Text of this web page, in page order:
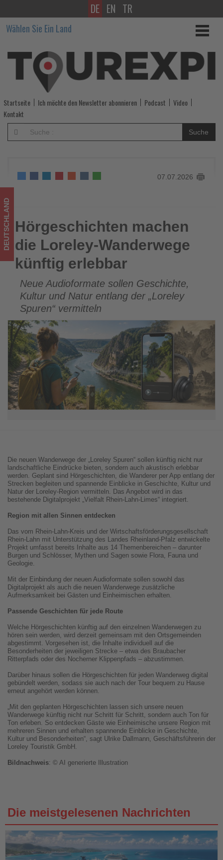
Hörgeschichten
machen
die
Loreley-
Wanderwege
künftig
erlebbar
Wissen,
was
im
Tourismus
los
ist!
DE EN TR
Wählen Sie Ein Land
Startseite Ich möchte den Newsletter abonnieren Podcast
Video
Kontakt
Suche
07.07.2026
Hörgeschichten machen die Loreley-Wanderwege künftig
erlebbar
DEUTSCHLAND Hörgeschichten machen
die Loreley-Wanderwege
künftig erlebbar
Neue Audioformate sollen Geschichte,
Kultur und Natur entlang der „Loreley
Spuren“ vermitteln
Die neuen Wanderwege der „Loreley Spuren“ sollen künftig nicht nur
landschaftliche Eindrücke bieten, sondern auch akustisch erlebbar
werden. Geplant sind Hörgeschichten, die Wanderer per App entlang der
Strecken begleiten und spannende Einblicke in Geschichte, Kultur und
Natur der Loreley-Region vermitteln. Das Angebot wird in das
bestehende Digitalprojekt „Vielfalt Rhein-Lahn-Limes“ integriert.
Region mit allen Sinnen entdecken
Das vom Rhein-Lahn-Kreis und der Wirtschaftsförderungsgesellschaft
Rhein-Lahn mit Unterstützung des Landes Rheinland-Pfalz entwickelte
Projekt umfasst bereits Inhalte aus 14 Themenbereichen – darunter
Burgen und Schlösser, Mythen und Sagen sowie Flora, Fauna und
Geologie.
Mit der Einbindung der neuen Audioformate sollen sowohl das
Digitalprojekt als auch die neuen Wanderwege zusätzliche
Aufmerksamkeit bei Gästen und Einheimischen erhalten.
Passende Geschichten für jede Route
Welche Hörgeschichten künftig auf den einzelnen Wanderwegen zu
hören sein werden, wird derzeit gemeinsam mit den Ortsgemeinden
abgestimmt. Vorgesehen ist, die Inhalte individuell auf die
Besonderheiten der jeweiligen Strecke – etwa des Braubacher
Ritterpfads oder des Nocherner Klippenpfads – abzustimmen.
Darüber hinaus sollen die Hörgeschichten für jeden Wanderweg digital
gebündelt werden, sodass sie auch nach der Tour bequem zu Hause
erneut angehört werden können.
„Mit den geplanten Hörgeschichten lassen sich unsere neuen
Wanderwege künftig nicht nur Schritt für Schritt, sondern auch Ton für
Ton erleben. So entdecken Gäste wie Einheimische unsere Region mit
mehreren Sinnen und erhalten spannende Einblicke in Geschichte,
Kultur und Besonderheiten“, sagt Ulrike Dallmann, Geschäftsführerin der
Loreley Touristik GmbH.
Bildnachweis: © AI generierte Illustration
Die meistgelesenen Nachrichten